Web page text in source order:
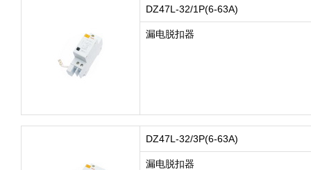
DZ47L-32/1P(6-63A)
漏电脱扣器
DZ47L-32/3P(6-63A)
漏电脱扣器